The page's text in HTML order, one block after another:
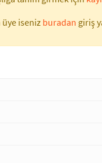
üye isenizburadan giriş